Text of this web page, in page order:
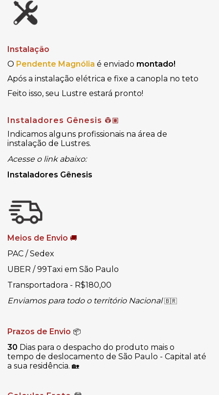
Instalação
O Pendente Magnólia é enviado montado!
Após a instalação elétrica e fixe a canopla no teto
Feito isso, seu Lustre estará pronto!
Instaladores Gênesis 👷🏽
Indicamos alguns profissionais na área de
instalação de Lustres.
Acesse o link abaixo:
Instaladores Gênesis
Meios de Envio 🚚
PAC / Sedex
UBER / 99Taxi em São Paulo
Transportadora - R$180,00
Enviamos para todo o território Nacional🇧🇷
Prazos de Envio 📦
30 Dias para o despacho do produto mais o
tempo de deslocamento de São Paulo - Capital até
a sua residência. 🏡